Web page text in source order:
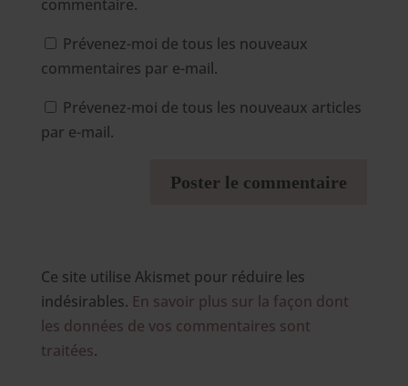
commentaire.
Prévenez-moi de tous les nouveaux
commentaires par e-mail.
Prévenez-moi de tous les nouveaux articles
par e-mail.
Ce site utilise Akismet pour réduire les
indésirables. En savoir plus sur la façon dont
les données de vos commentaires sont
traitées.